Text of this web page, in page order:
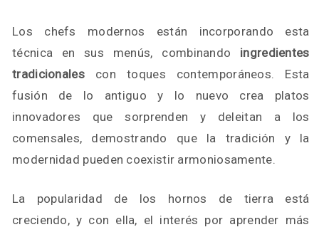
Los chefs modernos están incorporando esta
técnica en sus menús, combinando ingredientes
tradicionalescon toques contemporáneos. Esta
fusión de lo antiguo y lo nuevo crea platos
innovadores que sorprenden y deleitan a los
comensales, demostrando que la tradición y la
modernidad pueden coexistir armoniosamente.
La popularidad de los hornos de tierra está
creciendo, y con ella, el interés por aprender más